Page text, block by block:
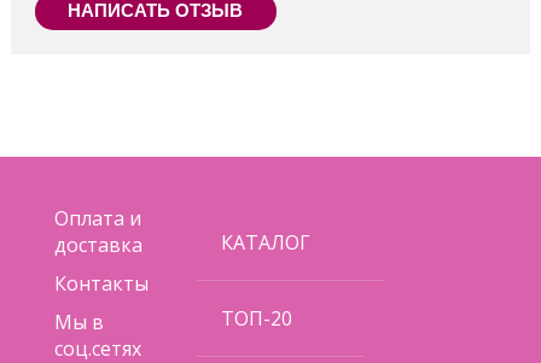
НАПИСАТЬ ОТЗЫВ
Оплата и
доставка
Контакты
Мы в
соц.сетях
КАТАЛОГ
ТОП-20